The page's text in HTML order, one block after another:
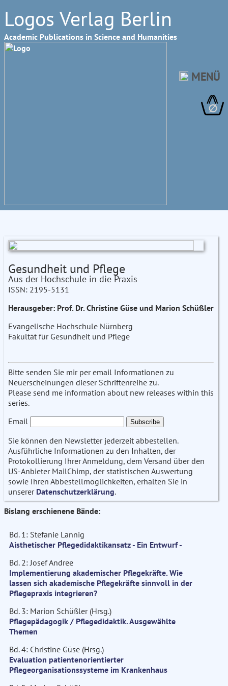
Logos Verlag Berlin
Academic Publications in Science and Humanities
∅
MENÜ
Gesundheit und Pflege
Aus der Hochschule in die Praxis
ISSN: 2195-5131
Herausgeber: Prof. Dr. Christine Güse und Marion Schüßler
Evangelische Hochschule Nürnberg
Fakultät für Gesundheit und Pflege
Bitte senden Sie mir per email Informationen zu
Neuerscheinungen dieser Schriftenreihe zu.
Please send me information about new releases within this
series.
Email
Sie können den Newsletter jederzeit abbestellen.
Ausführliche Informationen zu den Inhalten, der
Protokollierung Ihrer Anmeldung, dem Versand über den
US-Anbieter MailChimp, der statistischen Auswertung
sowie Ihren Abbestellmöglichkeiten, erhalten Sie in
unserer Datenschutzerklärung.
Bislang erschienene Bände:
Bd. 1: Stefanie Lannig
Aisthetischer Pflegedidaktikansatz - Ein Entwurf -
Bd. 2: Josef Andree
Implementierung akademischer Pflegekräfte. Wie
lassen sich akademische Pflegekräfte sinnvoll in der
Pflegepraxis integrieren?
Bd. 3: Marion Schüßler (Hrsg.)
Pflegepädagogik / Pflegedidaktik. Ausgewählte
Themen
Bd. 4: Christine Güse (Hrsg.)
Evaluation patientenorientierter
Pflegeorganisationssysteme im Krankenhaus